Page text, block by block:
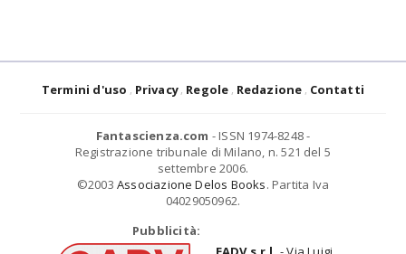
Termini d'uso Privacy Regole Redazione Contatti
Fantascienza.com - ISSN 1974-8248 -
Registrazione tribunale di Milano, n. 521 del 5
settembre 2006.
©2003 Associazione Delos Books. Partita Iva
04029050962.
Pubblicità: